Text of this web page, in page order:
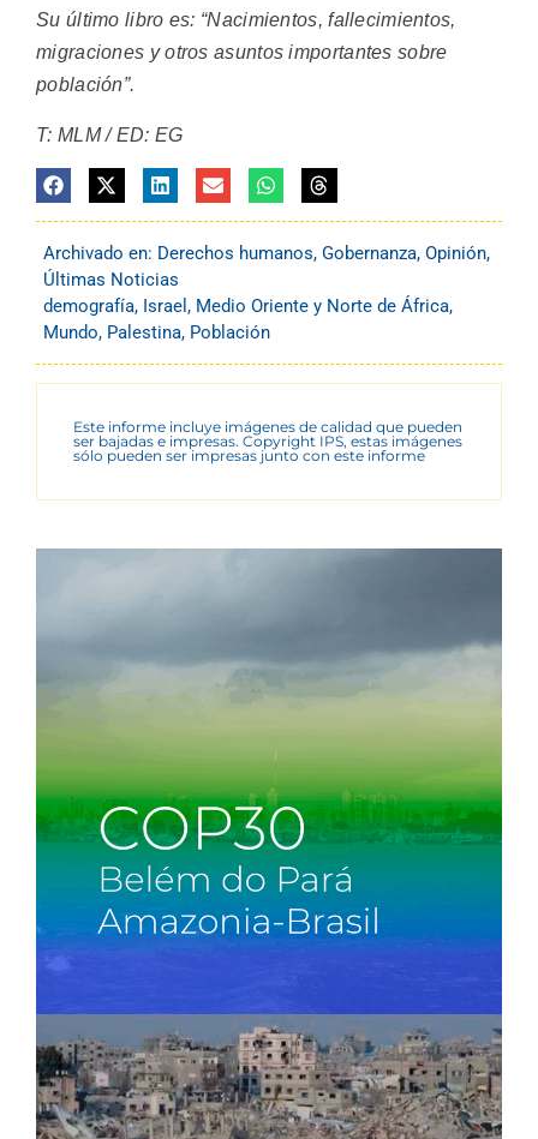
Su último libro es: “Nacimientos, fallecimientos,
migraciones y otros asuntos importantes sobre
población”.
T: MLM / ED: EG
Archivado en: Derechos humanos, Gobernanza, Opinión,
Últimas Noticias
demografía, Israel , Medio Oriente y Norte de África,
Mundo, Palestina, Población
Este informe incluye imágenes de calidad que pueden
ser bajadas e impresas. Copyright IPS, estas imágenes
sólo pueden ser impresas junto con este informe